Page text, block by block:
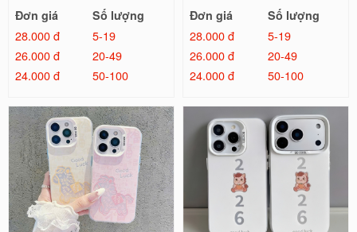
Đơn giá Số lượng
28.000 đ
5-19
26.000 đ
20-49
24.000 đ
50-100
Đơn giá Số lượng
28.000 đ
5-19
26.000 đ
20-49
24.000 đ
50-100